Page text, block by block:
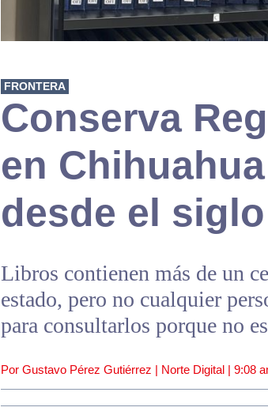
FRONTERA
Conserva
en
desde el
Libros contienen más de un
estado, pero no cualquier
para consultarlos porque no
Por Gustavo Pérez Gutiérrez | Norte Digital | 9:08